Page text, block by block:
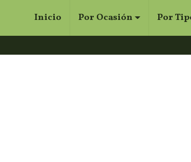
Inicio Por Ocasión Por
Cerrar
Buscar